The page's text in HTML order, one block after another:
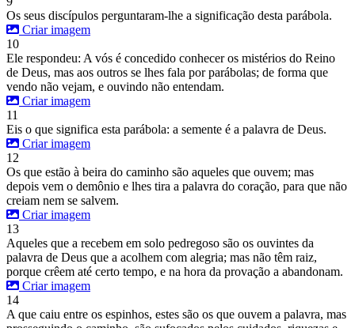
Os seus discípulos perguntaram-lhe a significação desta parábola.
Criar imagem
10
Ele respondeu: A vós é concedido conhecer os mistérios do Reino
de Deus, mas aos outros se lhes fala por parábolas; de forma que
vendo não vejam, e ouvindo não entendam.
Criar imagem
11
Eis o que significa esta parábola: a semente é a palavra de Deus.
Criar imagem
12
Os que estão à beira do caminho são aqueles que ouvem; mas
depois vem o demônio e lhes tira a palavra do coração, para que não
creiam nem se salvem.
Criar imagem
13
Aqueles que a recebem em solo pedregoso são os ouvintes da
palavra de Deus que a acolhem com alegria; mas não têm raiz,
porque crêem até certo tempo, e na hora da provação a abandonam.
Criar imagem
14
A que caiu entre os espinhos, estes são os que ouvem a palavra, mas